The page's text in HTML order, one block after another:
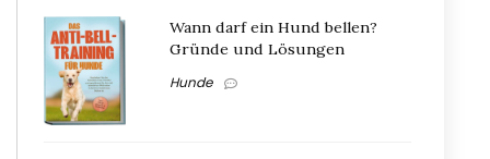
Wann darf ein Hund bellen?
Gründe und Lösungen
Hunde